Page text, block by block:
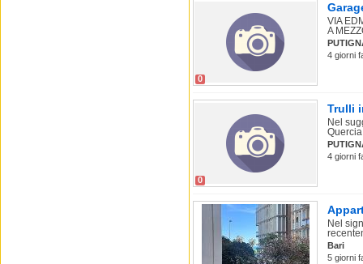
0
VIA
A
4 giorni
0
Trulli
Nel
4 giorni
Nel
Bari
5 giorni